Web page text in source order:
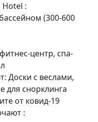
Hotel :
(300-600
центр, спа-
Доски с веслами,
для снорклинга
от ковид-19
: